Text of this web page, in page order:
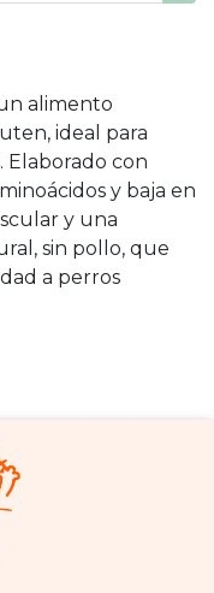
alimento
ideal para
Elaborado con
y baja en
y una
sin pollo, que
a perros